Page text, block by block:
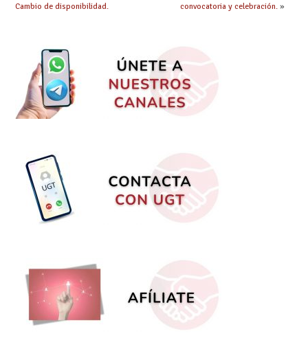
Cambio de disponibilidad.
convocatoria y celebración.»